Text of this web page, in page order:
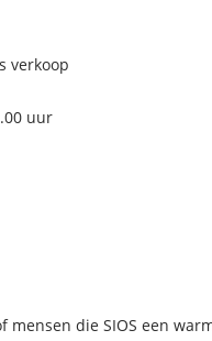
verkoop
uur
die SIOS een